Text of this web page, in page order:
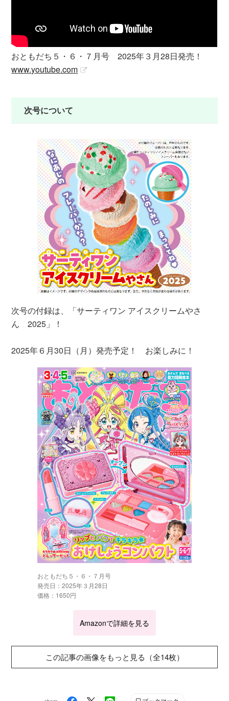
おともだち５・６・７月号 2025年３月28日発売！
www.youtube.com
次号について
次号の付録は、「サーティワン アイスクリームやさ
ん 2025」！
2025年６月30日（月）発売予定！ お楽しみに！
おともだち５・６・７月号
発売日：2025年３月28日
価格：1650円
Amazonで詳細を見る
この記事の画像をもっと見る（全14枚）